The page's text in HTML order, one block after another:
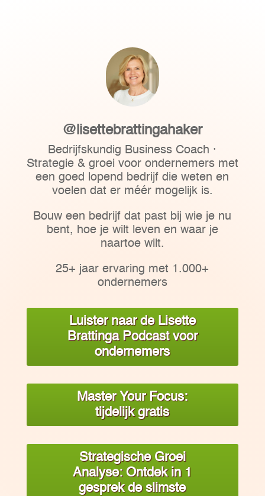
@lisettebrattingahaker
Bedrijfskundig Business Coach ·
Strategie & groei voor ondernemers met
een goed lopend bedrijf die weten en
voelen dat er méér mogelijk is.
Bouw een bedrijf dat past bij wie je nu
bent, hoe je wilt leven en waar je
naartoe wilt.
25+ jaar ervaring met 1.000+
ondernemers
Luister naar de Lisette
Brattinga Podcast voor
ondernemers
Master Your Focus:
tijdelijk gratis
Strategische Groei
Analyse: Ontdek in 1
gesprek de slimste